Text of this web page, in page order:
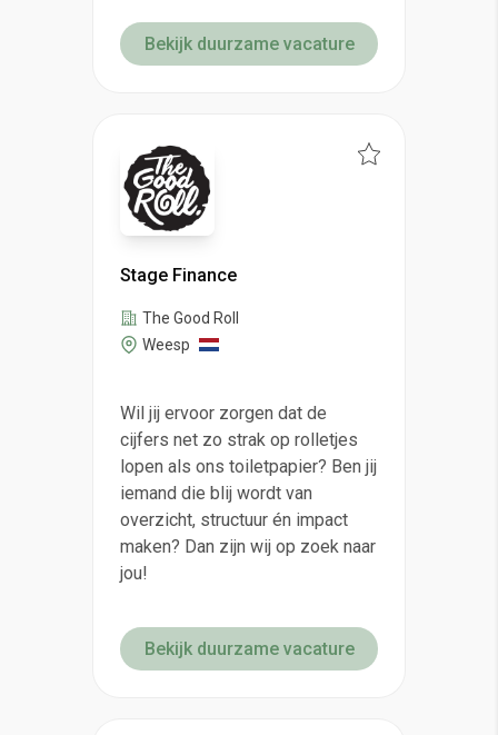
Bekijk duurzame vacature
Stage Finance
The Good Roll
Weesp
Wil jij ervoor zorgen dat de
cijfers net zo strak op rolletjes
lopen als ons toiletpapier? Ben jij
iemand die blij wordt van
overzicht, structuur én impact
maken? Dan zijn wij op zoek naar
jou!
Bekijk duurzame vacature